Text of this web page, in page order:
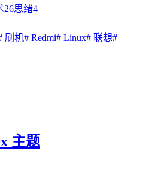
26思绪4
刷机# Redmi# Linux# 联想#
主题